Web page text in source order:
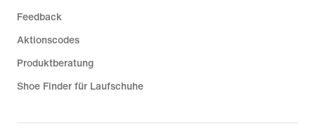
Feedback
Aktionscodes
Produktberatung
Shoe Finder für Laufschuhe